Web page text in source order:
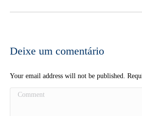
Deixe um comentário
Your email address will not be published.
Comment